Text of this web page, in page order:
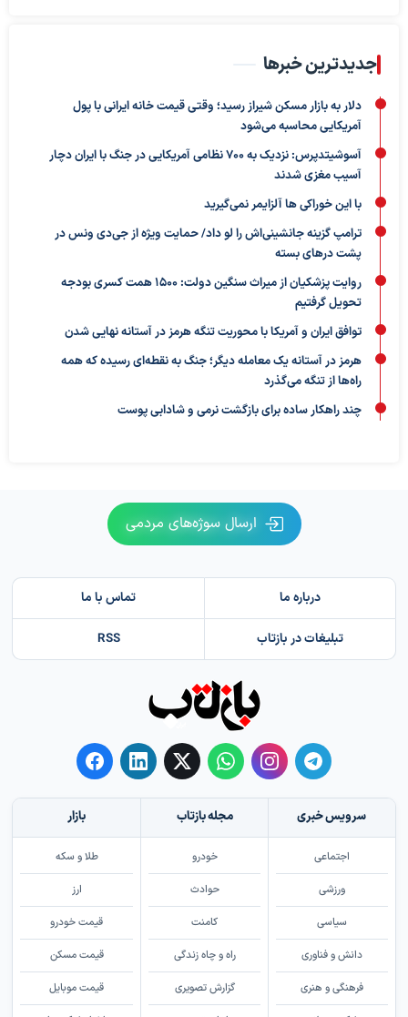
جدیدترین خبرها
دلار به بازار مسکن شیراز رسید؛ وقتی قیمت خانه ایرانی با پول
آمریکایی محاسبه می‌شود
آسوشیتدپرس: نزدیک به ۷۰۰ نظامی آمریکایی در جنگ با ایران دچار
آسیب مغزی شدند
با این خوراکی ها آلزایمر نمی‌گیرید
ترامپ گزینه جانشینی‌اش را لو داد/ حمایت ویژه از جی‌دی ونس در
پشت درهای بسته
روایت پزشکیان از میراث سنگین دولت: ۱۵۰۰ همت کسری بودجه
تحویل گرفتیم
توافق ایران و آمریکا با محوریت تنگه هرمز در آستانه نهایی شدن
هرمز در آستانه یک معامله دیگر؛ جنگ به نقطه‌ای رسیده که همه
راه‌ها از تنگه می‌گذرد
چند راهکار ساده برای بازگشت نرمی و شادابی پوست
ارسال سوژه‌های مردمی
درباره ما تماس با ما
تبلیغات در بازتاب RSS
سرویس خبری
اجتماعی
ورزشی
سیاسی
دانش و فناوری
فرهنگی و هنری
مجله بازتاب
خودرو
حوادث
کامنت
راه و چاه زندگی
گزارش تصویری
بازار
طلا و سکه
ارز
قیمت خودرو
قیمت مسکن
قیمت موبایل